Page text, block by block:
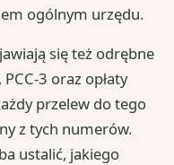
ogólnym urzędu.
się też odrębne
3 oraz opłaty
przelew do tego
z tych numerów.
ustalić, jakiego